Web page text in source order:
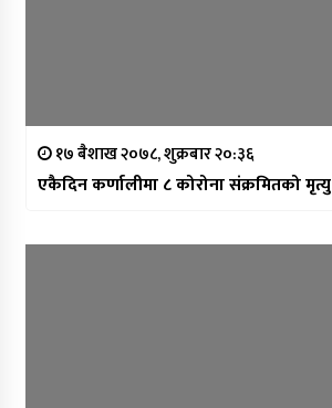
१७ बैशाख २०७८, शुक्रबार २०:३६
एकैदिन कर्णालीमा ८ कोरोना संक्रमितको मृत्यु